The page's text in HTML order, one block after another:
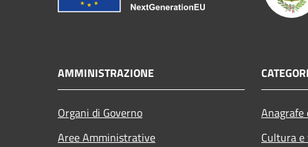
AMMINISTRAZIONE
Organi di Governo
Aree Amministrative
Cultura